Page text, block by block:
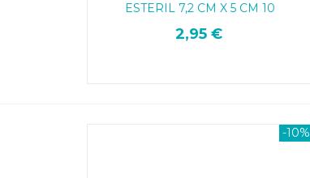
ESTERIL 7,2 CM X 5 CM 10
UNIDADES
2,95 €
-10%